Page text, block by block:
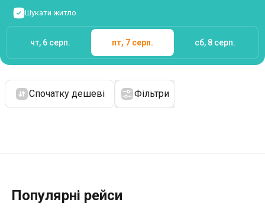
Шукати житло
чт, 6 серп. пт, 7 серп. сб, 8 серп.
Спочатку дешеві Фільтри
Популярні рейси